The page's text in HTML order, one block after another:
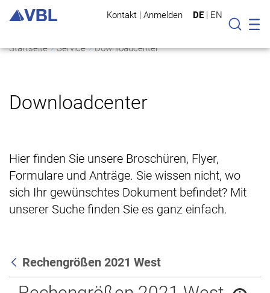
Kontakt | Anmelden DE | EN
Suche
Startseite Service Downloadcenter
Downloadcenter
Hier finden Sie unsere Broschüren, Flyer,
Formulare und Anträge. Sie wissen nicht, wo
sich Ihr gewünschtes Dokument befindet? Mit
unserer Suche finden Sie es ganz einfach.
Zurück
Rechengrößen 2021 West